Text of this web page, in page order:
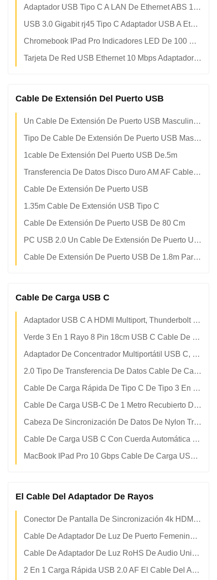
Adaptador USB Tipo C A LAN De Ethernet ABS 10m 100m 1000m
USB 3.0 Gigabit rj45 Tipo C Adaptador USB A Ethernet
Chromebook IPad Pro Indicadores LED De 100 Mbps Adaptador De LAN Tipo C
Tarjeta De Red USB Ethernet 10 Mbps Adaptador De LAN Tipo C
Cable De Extensión Del Puerto USB
Un Cable De Extensión De Puerto USB Masculino A rs232 Serie db9
Tipo De Cable De Extensión De Puerto USB Masculino A ps2 Femenino
1cable De Extensión Del Puerto USB De.5m
Transferencia De Datos Disco Duro AM AF Cable De Extensión USB De Alta Velocidad
Cable De Extensión De Puerto USB
1.35m Cable De Extensión USB Tipo C
Cable De Extensión De Puerto USB De 80 Cm
PC USB 2.0 Un Cable De Extensión De Puerto USB De 30m De Sexo Masculino A Femenino
Cable De Extensión De Puerto USB De 1.8m Para Impresora Multi-Escudo 3.0
Cable De Carga USB C
Adaptador USB C A HDMI Multiport, Thunderbolt 3 A HDMI Hub Con 4k HDMI, 1 * USB 3.0 Y 65w PD De Carga...
Verde 3 En 1 Rayo 8 Pin 18cm USB C Cable De Carga
Adaptador De Concentrador Multiportátil USB C, Concentrador USB C A USB Con PD De 100w, Uni (Delgado Y De Aluminio Y Nailon) Adaptador USB Tipo C A USB
2.0 Tipo De Transferencia De Datos Cable De Carga USB C Trenzado De Nylon
Cable De Carga Rápida De Tipo C De Tipo 3 En 18 Pines Magnético 1m
Cable De Carga USB-C De 1 Metro Recubierto De Níquel 3.1 De Metal
Cabeza De Sincronización De Datos De Nylon Trenzado USB C Cable De Carga Rápida
Cable De Carga USB C Con Cuerda Automática De Organización Magnética ROHS
MacBook IPad Pro 10 Gbps Cable De Carga USB C Sin Fisuras
El Cable Del Adaptador De Rayos
Conector De Pantalla De Sincronización 4k HDMI 1080p Cable De Adaptador De Relámpago
Cable De Adaptador De Luz De Puerto Femenino Para Apple Iphone 2 En 1
Cable De Adaptador De Luz RoHS De Audio Universal 2 En 1
2 En 1 Carga Rápida USB 2.0 AF El Cable Del Adaptador De Relámpago